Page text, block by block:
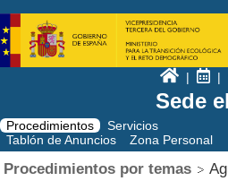
| |
Sede
Procedimientos
Servicios
Tablón de Anuncios
Zona Personal
Procedimientos por temas